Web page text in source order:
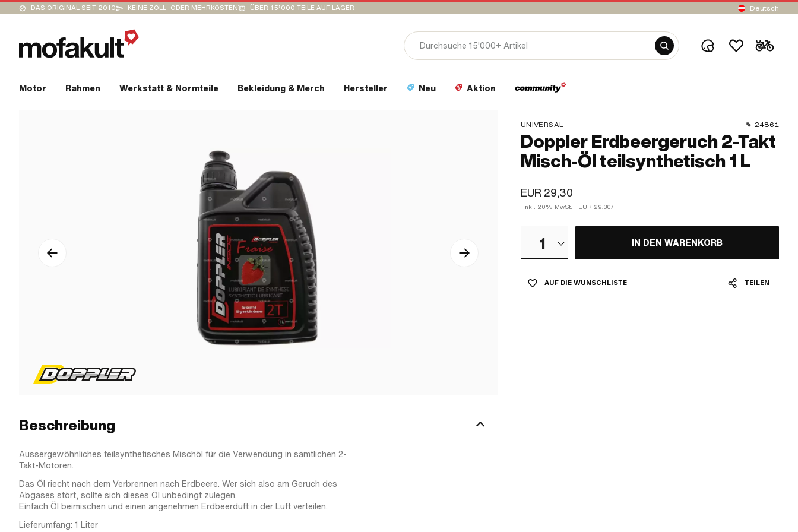
DAS ORIGINAL SEIT 2010 KEINE ZOLL- ODER MEHRKOSTEN ÜBER 15’000 TEILE AUF LAGER Deutsch
Motor Rahmen Werkstatt & Normteile Bekleidung & Merch Hersteller Neu Aktion
UNIVERSAL 24861
Doppler Erdbeergeruch 2-Takt
Misch-Öl teilsynthetisch 1 L
EUR 29,30
Inkl. 20% MwSt. · EUR 29,30/l
1 IN DEN WARENKORB
AUF DIE WUNSCHLISTE TEILEN
Beschreibung
Aussergewöhnliches teilsynthetisches Mischöl für die Verwendung in sämtlichen 2-
Takt-Motoren.
Das Öl riecht nach dem Verbrennen nach Erdbeere. Wer sich also am Geruch des
Abgases stört, sollte sich dieses Öl unbedingt zulegen.
Einfach Öl beimischen und einen angenehmen Erdbeerduft in der Luft verteilen.
Lieferumfang: 1 Liter